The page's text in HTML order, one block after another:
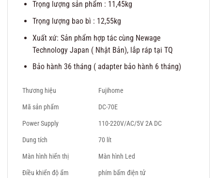
Trọng lượng sản phẩm : 11,45kg
Trọng lượng bao bì : 12,55kg
Xuất xứ: Sản phẩm hợp tác cùng Newage
Technology Japan ( Nhật Bản), lắp ráp tại TQ
Bảo hành 36 tháng ( adapter bảo hành 6 tháng)
Thương hiệu
Fujihome
Mã sản phẩm
DC-70E
Power Supply
110-220V/AC/5V 2A DC
Dung tích
70 lít
Màn hình hiển thị
Màn hình Led
Điều khiển độ ẩm
phím bấm điện tử